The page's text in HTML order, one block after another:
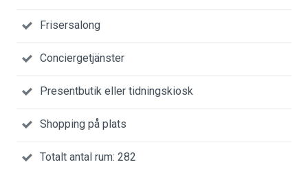
Frisersalong
Conciergetjänster
Presentbutik eller tidningskiosk
Shopping på plats
Totalt antal rum: 282